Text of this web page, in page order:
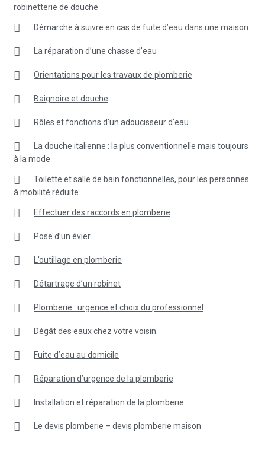
robinetterie de douche
Démarche à suivre en cas de fuite d’eau dans une maison
La réparation d’une chasse d’eau
Orientations pour les travaux de plomberie
Baignoire et douche
Rôles et fonctions d’un adoucisseur d’eau
La douche italienne : la plus conventionnelle mais toujours
à la mode
Toilette et salle de bain fonctionnelles, pour les personnes
à mobilité réduite
Effectuer des raccords en plomberie
Pose d’un évier
L’outillage en plomberie
Détartrage d’un robinet
Plomberie : urgence et choix du professionnel
Dégât des eaux chez votre voisin
Fuite d’eau au domicile
Réparation d’urgence de la plomberie
Installation et réparation de la plomberie
Le devis plomberie – devis plomberie maison